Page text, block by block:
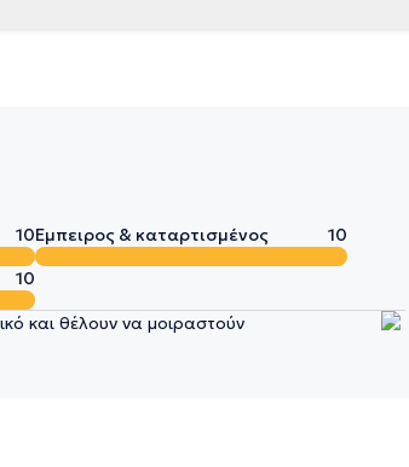
10Έμπειρος & καταρτισμένος
10
10
και θέλουν να μοιραστούν